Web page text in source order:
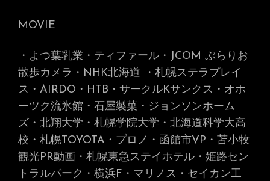
MOVIE
・よつ葉乳業・ティファール・JCOM ぶらりお
散歩カメラ・NHK北海道
・札幌ステラプレイ
ス・AIRDO・HTB・サークルKサンクス・オホ
ーツク流氷館・石屋製菓・ジョンソンホーム
ズ・北翔大学・札幌学院大学・北海道科学大高
校・札幌TOYOTA・プロノ・函館市VP・苫小牧
観光PR動画・札幌東急ステイホテル・姫路セン
トラルパーク・横浜F・マリノス・セイカン工